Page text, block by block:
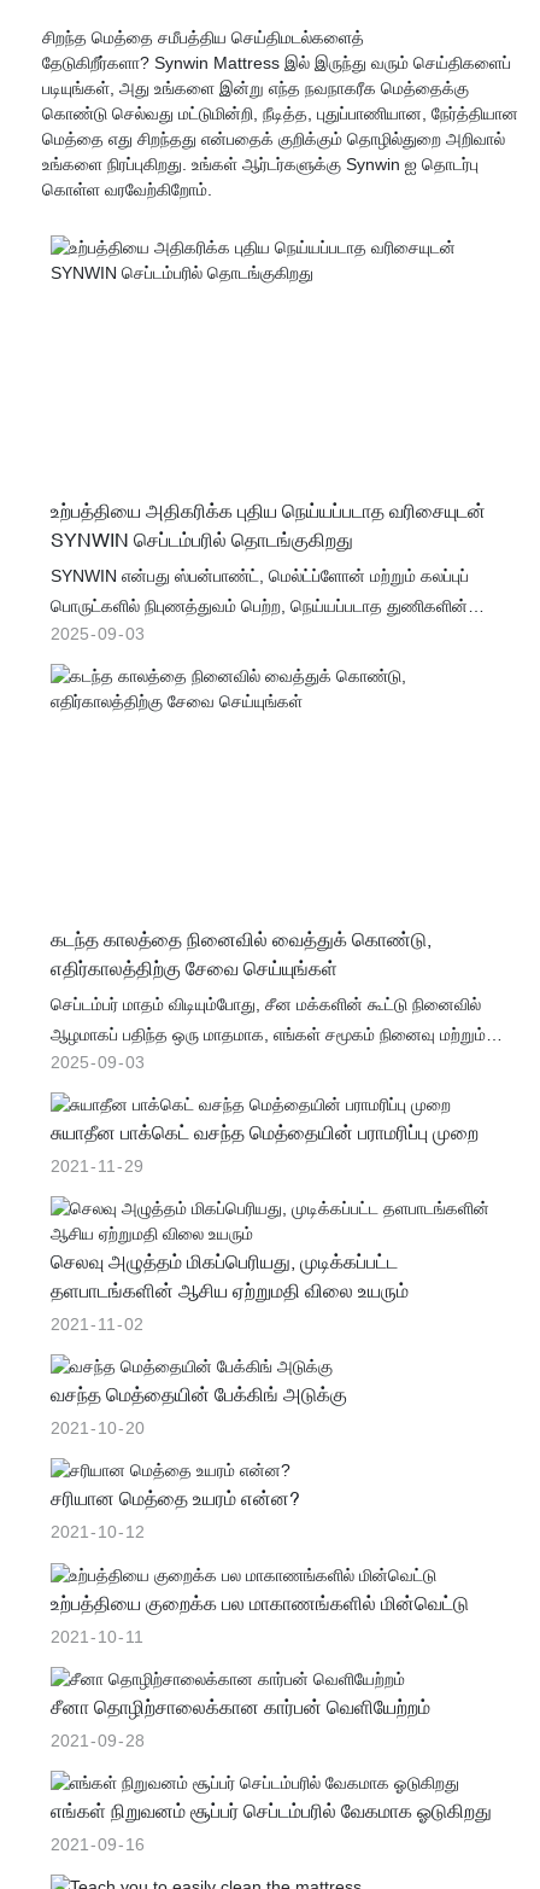
சிறந்த மெத்தை சமீபத்திய செய்திமடல்களைத்
தேடுகிறீர்களா? Synwin Mattress இல் இருந்து வரும் செய்திகளைப்
படியுங்கள், அது உங்களை இன்று எந்த நவநாகரீக மெத்தைக்கு
கொண்டு செல்வது மட்டுமின்றி, நீடித்த, புதுப்பாணியான, நேர்த்தியான
மெத்தை எது சிறந்தது என்பதைக் குறிக்கும் தொழில்துறை அறிவால்
உங்களை நிரப்புகிறது. உங்கள் ஆர்டர்களுக்கு Synwin ஐ தொடர்பு
கொள்ள வரவேற்கிறோம்.
உற்பத்தியை அதிகரிக்க புதிய நெய்யப்படாத வரிசையுடன்
SYNWIN செப்டம்பரில் தொடங்குகிறது
SYNWIN என்பது ஸ்பன்பாண்ட், மெல்ட்ப்ளோன் மற்றும் கலப்புப்
பொருட்களில் நிபுணத்துவம் பெற்ற, நெய்யப்படாத துணிகளின்
நம்பகமான உற்பத்தியாளர் மற்றும் சப்ளையர் ஆகும். சுகாதாரம்,
மருத்துவம், வடிகட்டுதல், பேக்கேஜிங் மற்றும் விவசாயம் உள்ளிட்ட
பல்வேறு தொழில்களுக்கு நிறுவனம் புதுமையான தீர்வுகளை
2025 09 03
கடந்த காலத்தை நினைவில் வைத்துக் கொண்டு,
எதிர்காலத்திற்கு சேவை செய்யுங்கள்
செப்டம்பர் மாதம் விடியும்போது, ​​சீன மக்களின் கூட்டு நினைவில்
ஆழமாகப் பதிந்த ஒரு மாதமாக, எங்கள் சமூகம் நினைவு மற்றும்
உயிர்ச்சக்தியின் தனித்துவமான பயணத்தைத் தொடங்கியது.
செப்டம்பர் 1 ஆம் தேதி, பூப்பந்து பேரணிகள் மற்றும் ஆரவாரங்களின்
உற்சாகமான ஒலிகள் எங்கள் விளையாட்டு அரங்கை நிரப்பின, இது
ஒரு போட்டியாக மட்டுமல்லாமல், ஒரு உயிருள்ள அஞ்சலியாகவும்
பிரமாண்டத்தில் தடையின்றி பாய்கிறது, இது ஜப்பானிய
ஆக்கிரமிப்புக்கு எதிரான எதிர்ப்புப் போரில் சீனாவின் வெற்றியையும்
இரண்டாம் உலகப் போரின் முடிவையும் குறிக்கும் நாளாகும். ஒன்றாக,
இந்த நிகழ்வுகள் ஒரு சக்திவாய்ந்த கதையை உருவாக்குகின்றன:
ஆரோக்கியமான, அமைதியான மற்றும் வளமான எதிர்காலத்தை
தீவிரமாக உருவாக்குவதன் மூலம் கடந்த கால தியாகங்களை
மதிக்கும் ஒன்று.
2025 09 03
சுயாதீன பாக்கெட் வசந்த மெத்தையின் பராமரிப்பு முறை
2021 11 29
செலவு அழுத்தம் மிகப்பெரியது, முடிக்கப்பட்ட
தளபாடங்களின் ஆசிய ஏற்றுமதி விலை உயரும்
2021 11 02
வசந்த மெத்தையின் பேக்கிங் அடுக்கு
2021 10 20
சரியான மெத்தை உயரம் என்ன?
2021 10 12
உற்பத்தியை குறைக்க பல மாகாணங்களில் மின்வெட்டு
2021 10 11
சீனா தொழிற்சாலைக்கான கார்பன் வெளியேற்றம்
2021 09 28
எங்கள் நிறுவனம் சூப்பர் செப்டம்பரில் வேகமாக ஓடுகிறது
2021 09 16